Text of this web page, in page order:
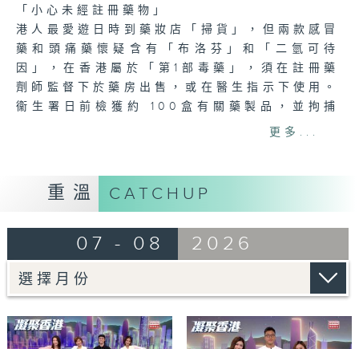
「小心未經註冊藥物」
港人最愛遊日時到藥妝店「掃貨」，但兩款感冒
藥和頭痛藥懷疑含有「布洛芬」和「二氫可待
因」，在香港屬於「第1部毒藥」，須在註冊藥
劑師監督下於藥房出售，或在醫生指示下使用。
衞生署日前檢獲約 100盒有關藥製品，並拘捕
一人。市民購買藥物返港有甚麼風險？又會否觸
「照顧者心聲．以藝術喘息」
照顧患病親人與龐大醫療開支等，是照顧者的主
透過多位照顧者的藝術創作，真誠呈現他們在生
活與家庭間的心聲與承擔，喚起大眾對照顧者的
關注。
「雙軌人生Plus -棄銀行高薪當學廚」
郭景東在28歲時放棄穩定的銀行工，從零開始
更多...
重溫 CATCHUP
07 - 08 2026